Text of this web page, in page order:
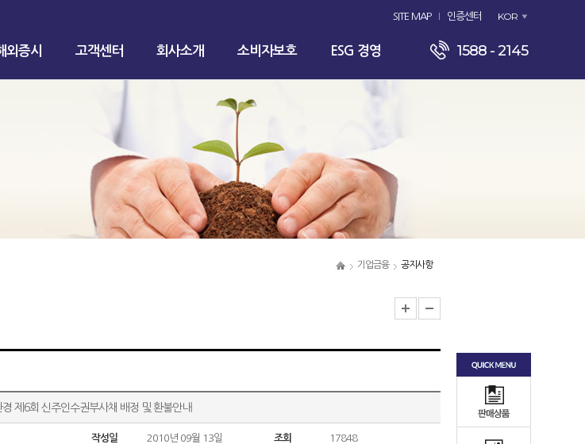
SITE MAP 인증센터 KOR
외증시 고객센터 회사소개 소비자보호 ESG 경영 1588 - 2145
기업금융 공지사항
경 제6회 신주인수권부사채 배정 및 환불안내
작성일 2010년 09월 13일 조회 17848